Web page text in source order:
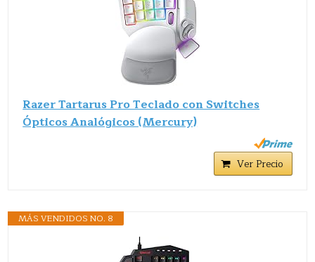
Razer Tartarus Pro Teclado con Switches
Ópticos Analógicos (Mercury)
Ver Precio
MÁS VENDIDOS NO. 8